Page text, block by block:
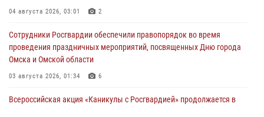
04 августа 2026, 03:01 2
Сотрудники Росгвардии обеспечили правопорядок во время
проведения праздничных мероприятий, посвященных Дню города
Омска и Омской области
03 августа 2026, 01:34 6
Всероссийская акция «Каникулы с Росгвардией» продолжается в